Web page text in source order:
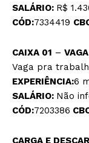
SALÁRIO: R$
CÓD:7334419
CAIXA 01 – VAGA
Vaga pra
EXPERIÊNCIA:6
SALÁRIO: Não
CÓD:7203386
CARGA E